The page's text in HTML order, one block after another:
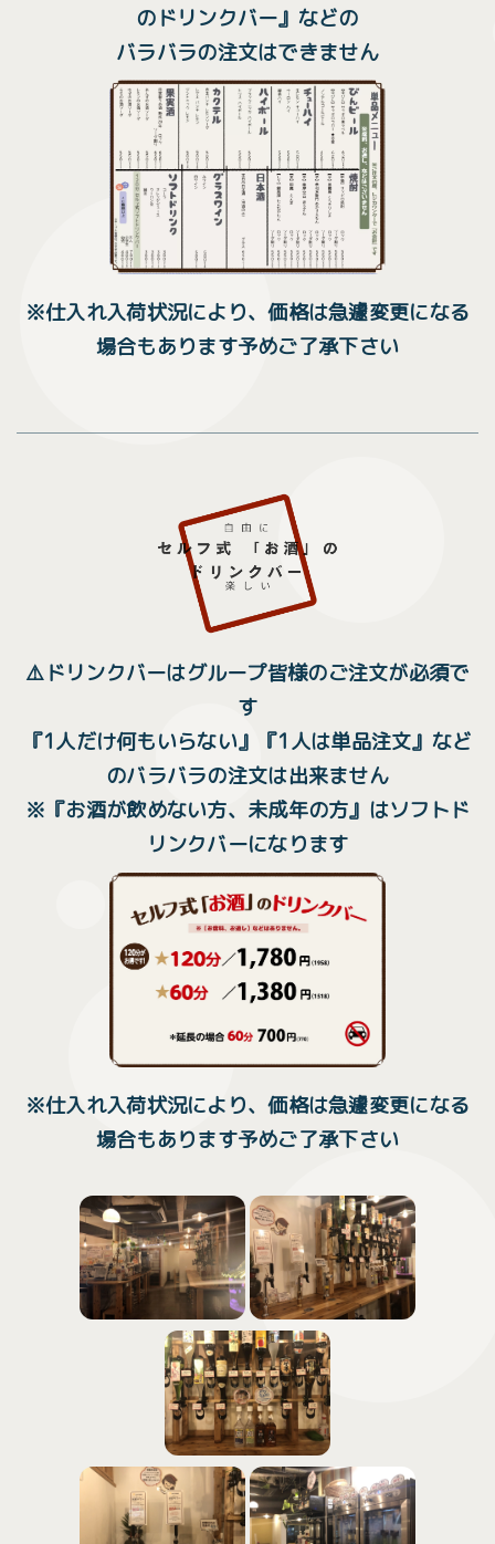
のドリンクバー』などの
バラバラの注文はできません
※仕入れ入荷状況により、価格は急遽変更になる
場合もあります予めご了承下さい
⚠️ドリンクバーはグループ皆様のご注文が必須で
す
『1人だけ何もいらない』『1人は単品注文』など
のバラバラの注文は出来ません
※『お酒が飲めない方、未成年の方』はソフトド
リンクバーになります
※仕入れ入荷状況により、価格は急遽変更になる
場合もあります予めご了承下さい